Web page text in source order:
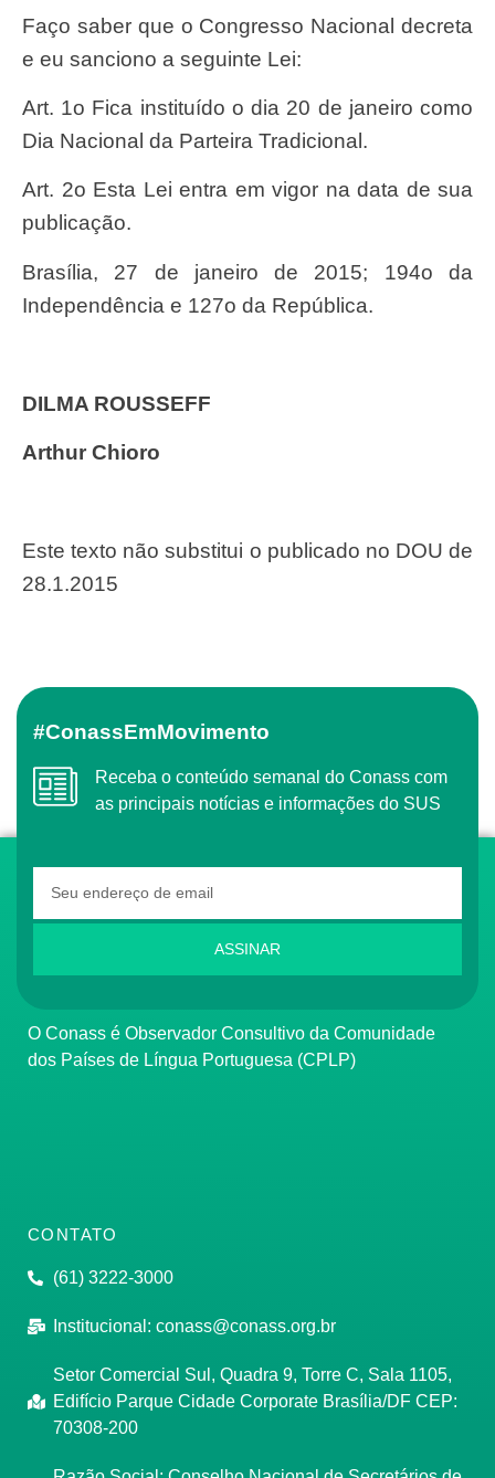
Faço saber que o Congresso Nacional decreta
e eu sanciono a seguinte Lei:
Art. 1o Fica instituído o dia 20 de janeiro como
Dia Nacional da Parteira Tradicional.
Art. 2o Esta Lei entra em vigor na data de sua
publicação.
Brasília, 27 de janeiro de 2015; 194o da
Independência e 127o da República.
DILMA ROUSSEFF
Arthur Chioro
Este texto não substitui o publicado no DOU de
28.1.2015
#ConassEmMovimento
Receba o conteúdo semanal do Conass com
as principais notícias e informações do SUS
ASSINAR
O Conass é Observador Consultivo da Comunidade
dos Países de Língua Portuguesa (CPLP)
CONTATO
(61) 3222-3000
Institucional: conass@conass.org.br
Setor Comercial Sul, Quadra 9, Torre C, Sala 1105,
Edifício Parque Cidade Corporate Brasília/DF CEP:
70308-200